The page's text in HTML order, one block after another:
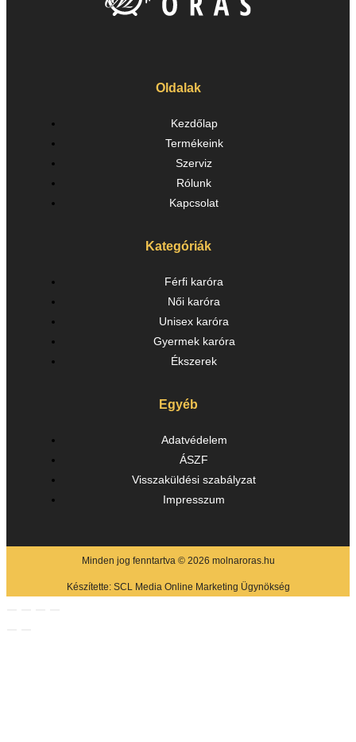
Oldalak
Kezdőlap
Termékeink
Szerviz
Rólunk
Kapcsolat
Kategóriák
Férfi karóra
Női karóra
Unisex karóra
Gyermek karóra
Ékszerek
Egyéb
Adatvédelem
ÁSZF
Visszaküldési szabályzat
Impresszum
Minden jog fenntartva © 2026 molnaroras.hu
Készítette: SCL Media Online Marketing Ügynökség